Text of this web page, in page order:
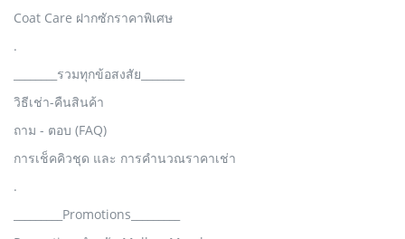
Coat Care ฝากซักราคาพิเศษ
.
________รวมทุกข้อสงสัย________
วิธีเช่า-คืนสินค้า
ถาม - ตอบ (FAQ)
การเช็คคิวชุด และ การคำนวณราคาเช่า
.
_________Promotions_________